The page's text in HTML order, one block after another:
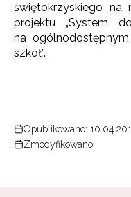
świętokrzyskiego na
projektu „System
na
szkół”.
Opublikowano:
Zmodyfikowano: